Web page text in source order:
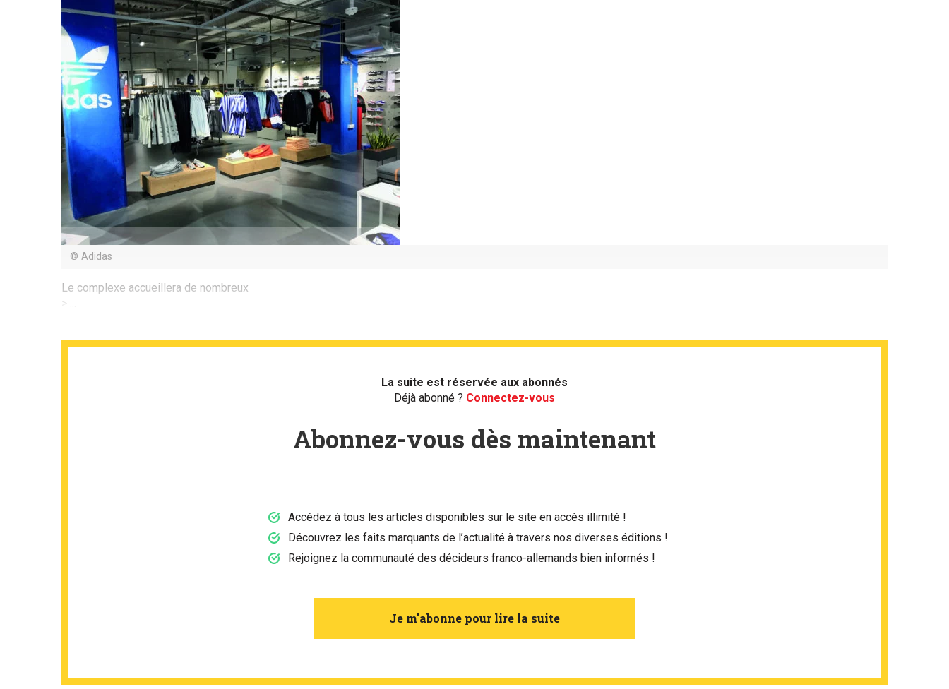
© Adidas
Le complexe accueillera de nombreux
> ...
La suite est réservée aux abonnés
Déjà abonné ? Connectez-vous
Abonnez-vous dès maintenant
Accédez à tous les articles disponibles sur le site en accès illimité !
Découvrez les faits marquants de l’actualité à travers nos diverses éditions !
Rejoignez la communauté des décideurs franco-allemands bien informés !
Je m'abonne pour lire la suite